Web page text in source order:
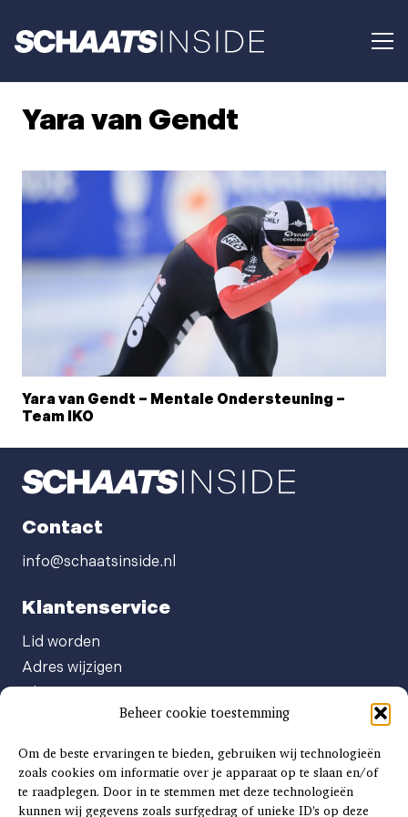
Beheer cookie toestemming
Om de beste ervaringen te bieden, gebruiken wij technologieën
zoals cookies om informatie over je apparaat op te slaan en/of
te raadplegen. Door in te stemmen met deze technologieën
kunnen wij gegevens zoals surfgedrag of unieke ID's op deze
Yara van Gendt
Yara van Gendt – Mentale Ondersteuning –
Team IKO
Contact
info@schaatsinside.nl
Klantenservice
Lid worden
Adres wijzigen
Abonnement opzeggen
Afgeven automatische incasso
Factuur betalen
Klachtenformulier